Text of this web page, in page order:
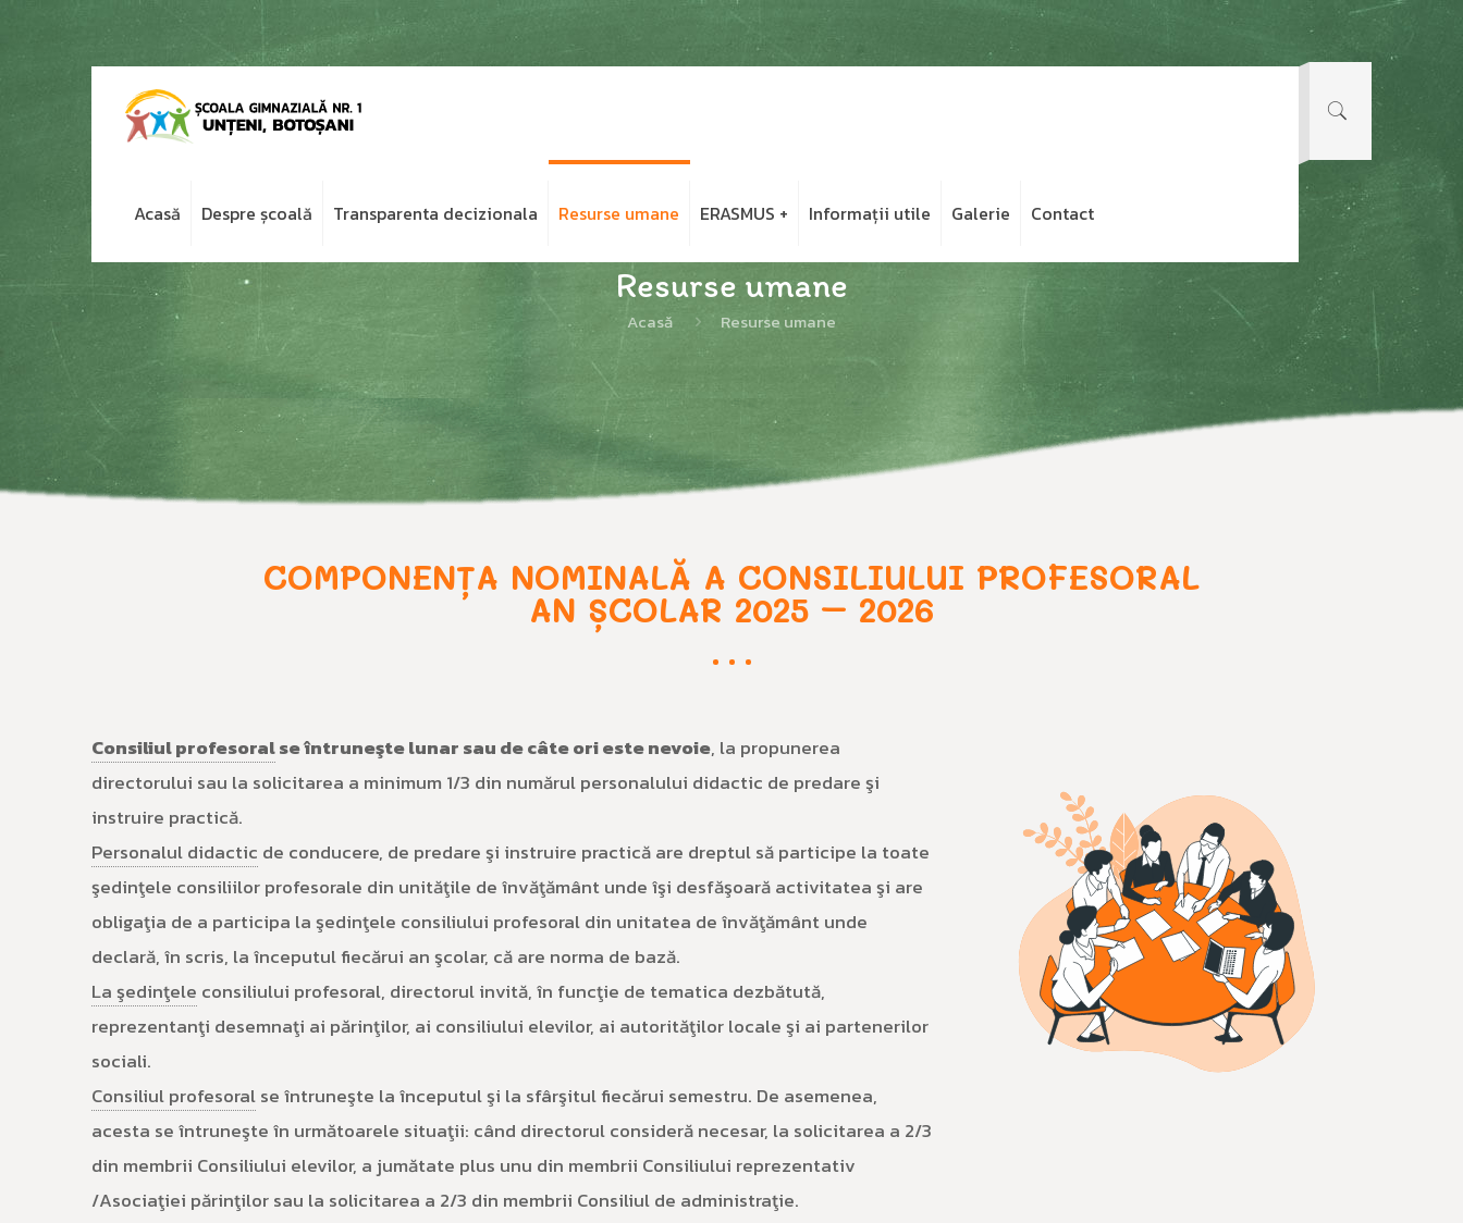
Acasă Despre școală Transparenta decizionala Resurse umane ERASMUS + Informații utile Galerie Contact
Resurse umane
Acasă Resurse umane
COMPONENȚA NOMINALĂ A CONSILIULUI PROFESORAL
AN ȘCOLAR 2025 – 2026
Consiliul profesoralse întruneşte lunar sau de câte ori este nevoie, la propunerea
directorului sau la solicitarea a minimum 1/3 din numărul personalului didactic de predare şi
instruire practică.
Personalul didactic de conducere, de predare şi instruire practică are dreptul să participe la toate
şedinţele consiliilor profesorale din unităţile de învăţământ unde îşi desfăşoară activitatea şi are
obligaţia de a participa la şedinţele consiliului profesoral din unitatea de învăţământ unde
declară, în scris, la începutul fiecărui an şcolar, că are norma de bază.
La şedinţele consiliului profesoral, directorul invită, în funcţie de tematica dezbătută,
reprezentanţi desemnaţi ai părinţilor, ai consiliului elevilor, ai autorităţilor locale şi ai partenerilor
sociali.
Consiliul profesoralse întruneşte la începutul şi la sfârşitul fiecărui semestru. De asemenea,
acesta se întruneşte în următoarele situaţii: când directorul consideră necesar, la solicitarea a 2/3
din membrii Consiliului elevilor, a jumătate plus unu din membrii Consiliului reprezentativ
/Asociaţiei părinţilor sau la solicitarea a 2/3 din membrii Consiliul de administraţie.